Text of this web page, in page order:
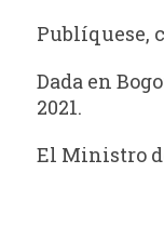
Publíquese,
Dada en
2021.
El Ministro